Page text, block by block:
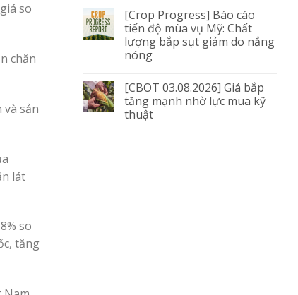
so
chăn
sản
lát
so
tăng
[Crop Progress] Báo cáo
tiến độ mùa vụ Mỹ: Chất
lượng bắp sụt giảm do nắng
nóng
[CBOT 03.08.2026] Giá bắp
tăng mạnh nhờ lực mua kỹ
thuật